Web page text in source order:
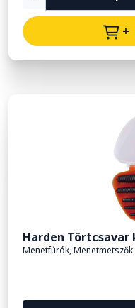
+
Harden Törtcsavar
Menetfúrók, Menetmetszők